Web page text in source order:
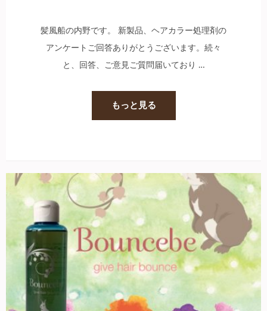
髪風船の内野です。 新製品、ヘアカラー処理剤の
アンケートご回答ありがとうございます。続々
と、回答、ご意見ご質問届いており …
もっと見る